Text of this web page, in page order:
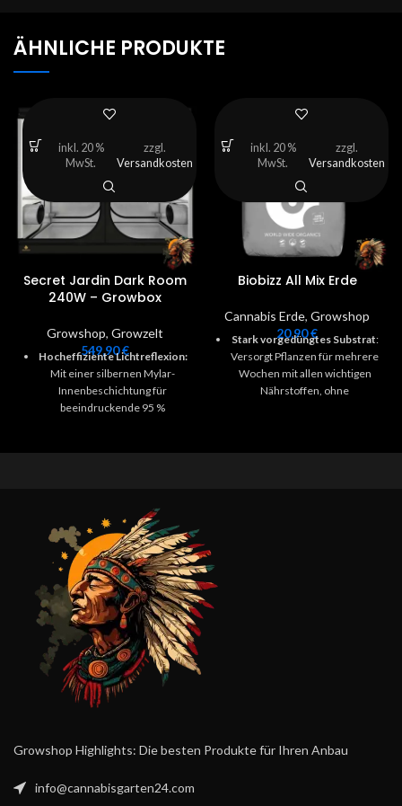
ÄHNLICHE PRODUKTE
Secret Jardin Dark Room
240W – Growbox
Growshop, Growzelt
549,90€
Hocheffiziente Lichtreflexion:
Mit einer silbernen Mylar-
Innenbeschichtung für
beeindruckende 95 %
absolute Lichtdichte und
schützt vor Lichtverlust.
Robuste Konstruktion:Das
stabile 25mm-Rohrgestell
garantiert Sicherheit und
Langlebigkeit, unterstützt
durch exzellente
Verarbeitungsqualität.
inkl. 20 %
MwSt.
zzgl.
Versandkosten
Biobizz All Mix Erde
Cannabis Erde, Growshop
20,90€
Stark vorgedüngtes Substrat:
Versorgt Pflanzen für mehrere
Wochen mit allen wichtigen
Nährstoffen, ohne
Schafft ein vollständiges,
inkl. 20 %
MwSt.
zzgl.
Versandkosten
Growshop Highlights: Die besten Produkte für Ihren Anbau
info@cannabisgarten24.com